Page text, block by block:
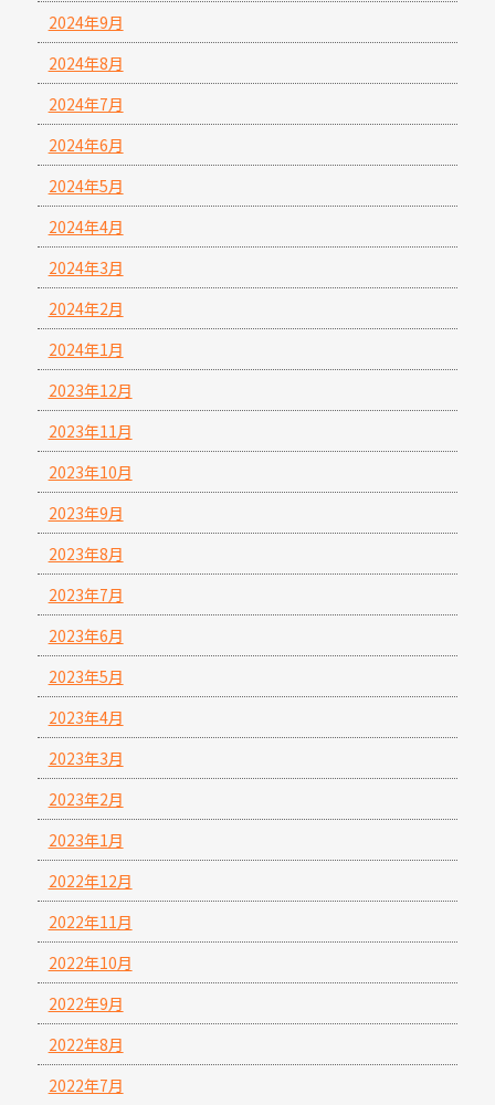
2024年9月
2024年8月
2024年7月
2024年6月
2024年5月
2024年4月
2024年3月
2024年2月
2024年1月
2023年12月
2023年11月
2023年10月
2023年9月
2023年8月
2023年7月
2023年6月
2023年5月
2023年4月
2023年3月
2023年2月
2023年1月
2022年12月
2022年11月
2022年10月
2022年9月
2022年8月
2022年7月